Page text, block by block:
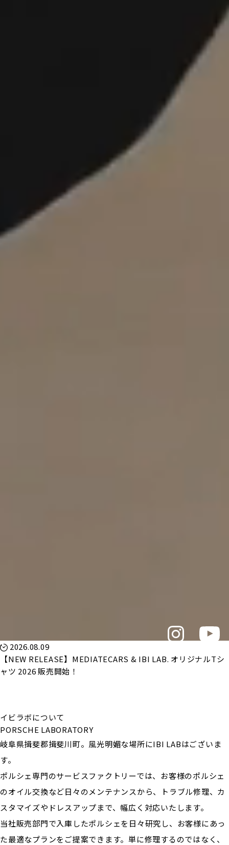
2026.08.09
【NEW RELEASE】MEDIATECARS & IBI LAB. オリジナルTシ
ャツ 2026 販売開始！
イビラボについて
PORSCHE LABORATORY
岐阜県揖斐郡揖斐川町。風光明媚な場所にIBI LABはございま
す。
ポルシェ専門のサービスファクトリーでは、お客様のポルシェ
のオイル交換など日々のメンテナンスから、トラブル修理、カ
スタマイズやドレスアップまで、幅広く対応いたします。
当社販売部門で入庫したポルシェを日々研究し、お客様にあっ
た最適なプランをご提案できます。単に修理するのではなく、